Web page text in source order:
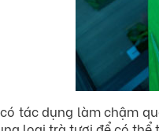
tác dụng làm chậm